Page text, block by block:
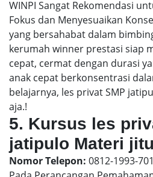
WINPI Sangat Rekomendasi
Fokus dan Menyesuaikan
yang bersahabat dalam
kerumah winner prestasi siap
cepat, cermat dengan durasi
anak cepat berkonsentrasi
belajarnya, les privat SMP
aja.!
5. Kursus les
jatipulo Materi
Nomor Telepon: 0812-1993-